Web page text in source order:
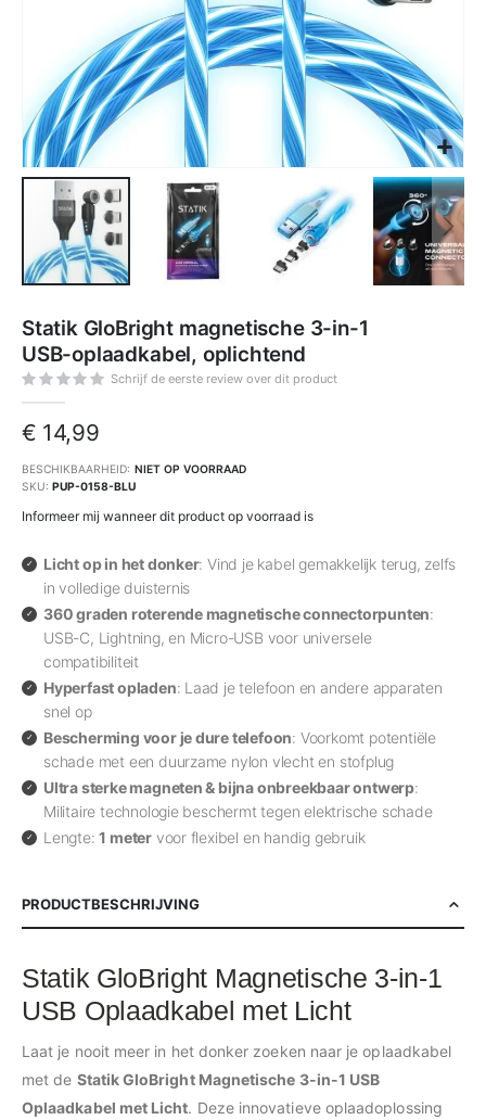
het
begin
van
de
afbeeldingen-
gallerij
Statik GloBright magnetische 3-in-1
USB-oplaadkabel, oplichtend
Schrijf de eerste review over dit product
€ 14,99
BESCHIKBAARHEID: NIET OP VOORRAAD
SKU PUP-0158-BLU
Informeer mij wanneer dit product op voorraad is
Licht op in het donker: Vind je kabel gemakkelijk terug, zelfs
in volledige duisternis
360 graden roterende magnetische connectorpunten:
USB-C, Lightning, en Micro-USB voor universele
compatibiliteit
Hyperfast opladen: Laad je telefoon en andere apparaten
snel op
Bescherming voor je dure telefoon: Voorkomt potentiële
schade met een duurzame nylon vlecht en stofplug
Ultra sterke magneten & bijna onbreekbaar ontwerp:
Militaire technologie beschermt tegen elektrische schade
Lengte:1 metervoor flexibel en handig gebruik
PRODUCTBESCHRIJVING
Statik GloBright Magnetische 3-in-1
USB Oplaadkabel met Licht
Laat je nooit meer in het donker zoeken naar je oplaadkabel
met de Statik GloBright Magnetische 3-in-1 USB
Oplaadkabel met Licht. Deze innovatieve oplaadoplossing